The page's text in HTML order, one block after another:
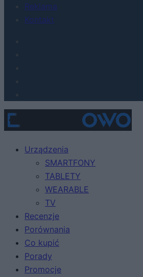
Reklama
Kontakt
Urządzenia
SMARTFONY
TABLETY
WEARABLE
TV
Recenzje
Porównania
Co kupić
Porady
Promocje